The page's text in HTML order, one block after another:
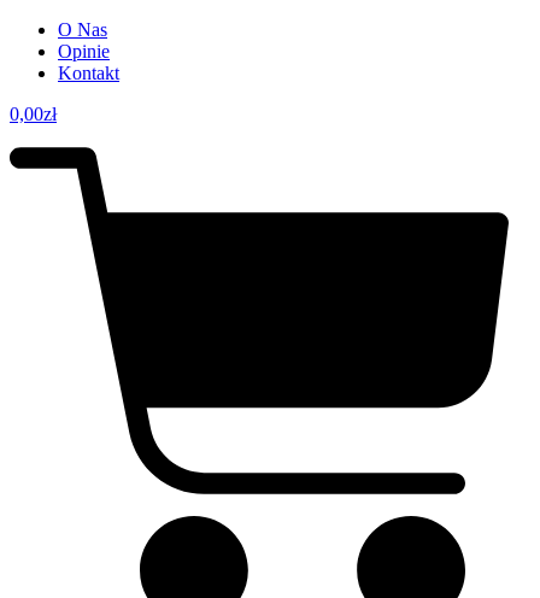
O Nas
Opinie
Kontakt
0,00zł